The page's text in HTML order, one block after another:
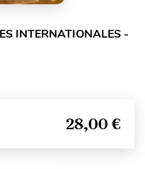
INTERNATIONALES -
28,00 €